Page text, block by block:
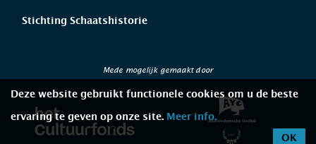
Stichting Schaatshistorie
Mede mogelijk gemaakt door
Deze website gebruikt functionele cookies om u de beste
ervaring te geven op onze site. Meer info.
OK